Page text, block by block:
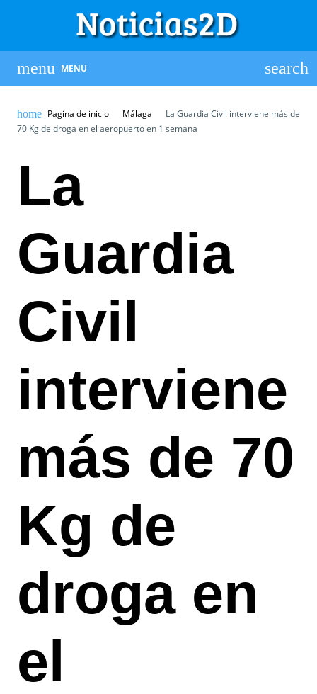
MENU
Pagina de inicio Málaga
La Guardia Civil interviene más de
70 Kg de droga en el aeropuerto en 1 semana
La
Guardia
Civil
interviene
más de 70
Kg de
droga en
el